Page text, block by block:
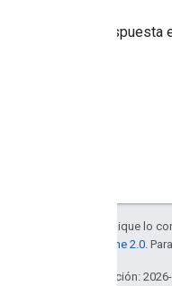
Si la
Salvo que se indique lo
licencia Apache 2.0 .
Última actualización: